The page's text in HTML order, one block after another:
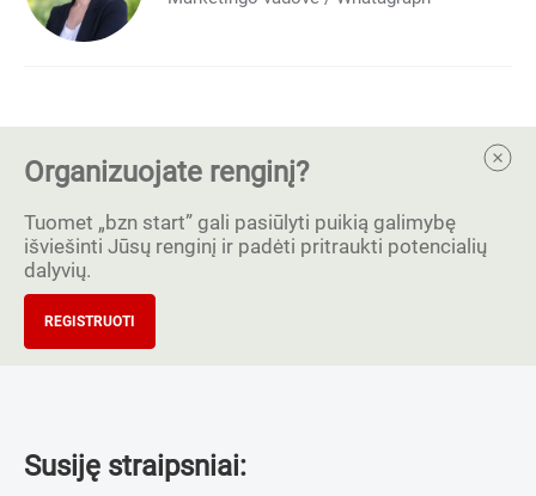
Organizuojate renginį?
Tuomet „bzn start” gali pasiūlyti puikią galimybę
išviešinti Jūsų renginį ir padėti pritraukti potencialių
dalyvių.
REGISTRUOTI
Susiję straipsniai: